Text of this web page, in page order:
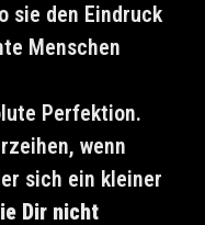
sie den Eindruck
Menschen
Perfektion.
wenn
sich ein kleiner
Dir nicht